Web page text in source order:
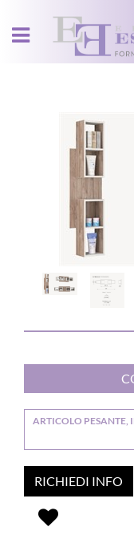
Open menu
ARTICOLO PESANTE,
RICHIEDI INFO